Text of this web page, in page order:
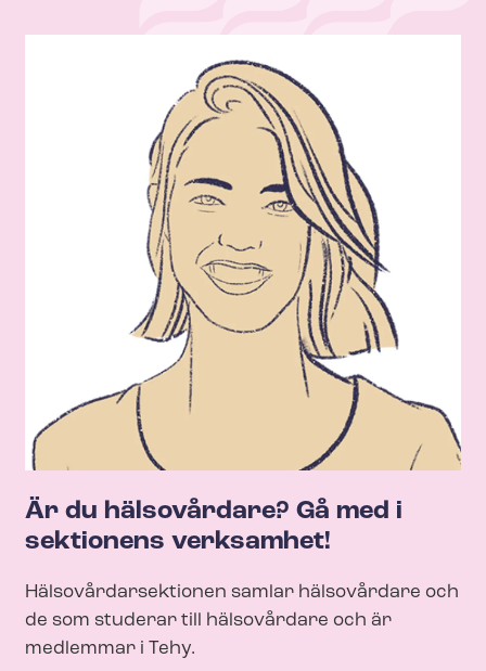
Är du hälsovårdare? Gå med i
sektionens verksamhet!
Häl­so­vår­dar­sek­tio­nen samlar hälsovårdare och
de som studerar till hälsovårdare och är
medlemmar i Tehy.